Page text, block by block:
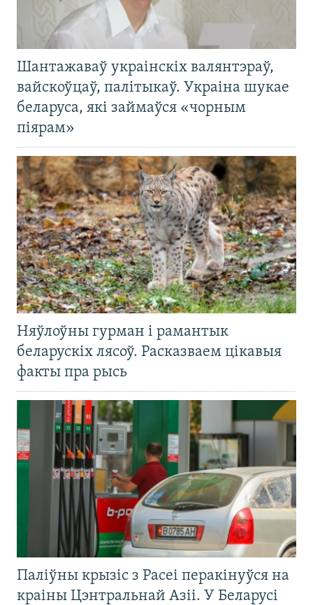
Шантажаваў украінскіх валянтэраў,
вайскоўцаў, палітыкаў. Украіна шукае
беларуса, які займаўся «чорным
піярам»
Няўлоўны гурман і рамантык
беларускіх лясоў. Расказваем цікавыя
факты пра рысь
Паліўны крызіс з Расеі перакінуўся на
краіны Цэнтральнай Азіі. У Беларусі